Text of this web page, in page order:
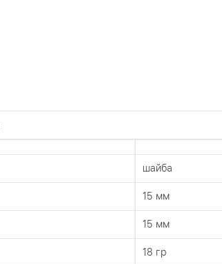
шайба
15 мм
15 мм
18 гр